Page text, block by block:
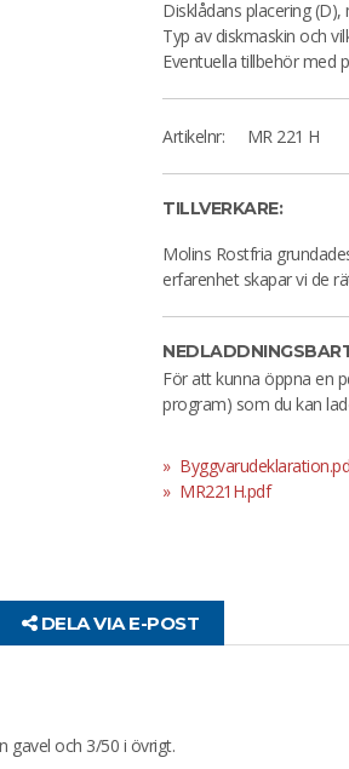
Disklådans placering
Typ av diskmaskin och
Eventuella tillbehör med
Artikelnr: MR 221 H
TILLVERKARE:
Molins Rostfria
erfarenhet skapar vi de
För att kunna öppna en
program) som du kan
MR221H.pdf
DELA VIA E-POST
gavel och 3/50 i övrigt.